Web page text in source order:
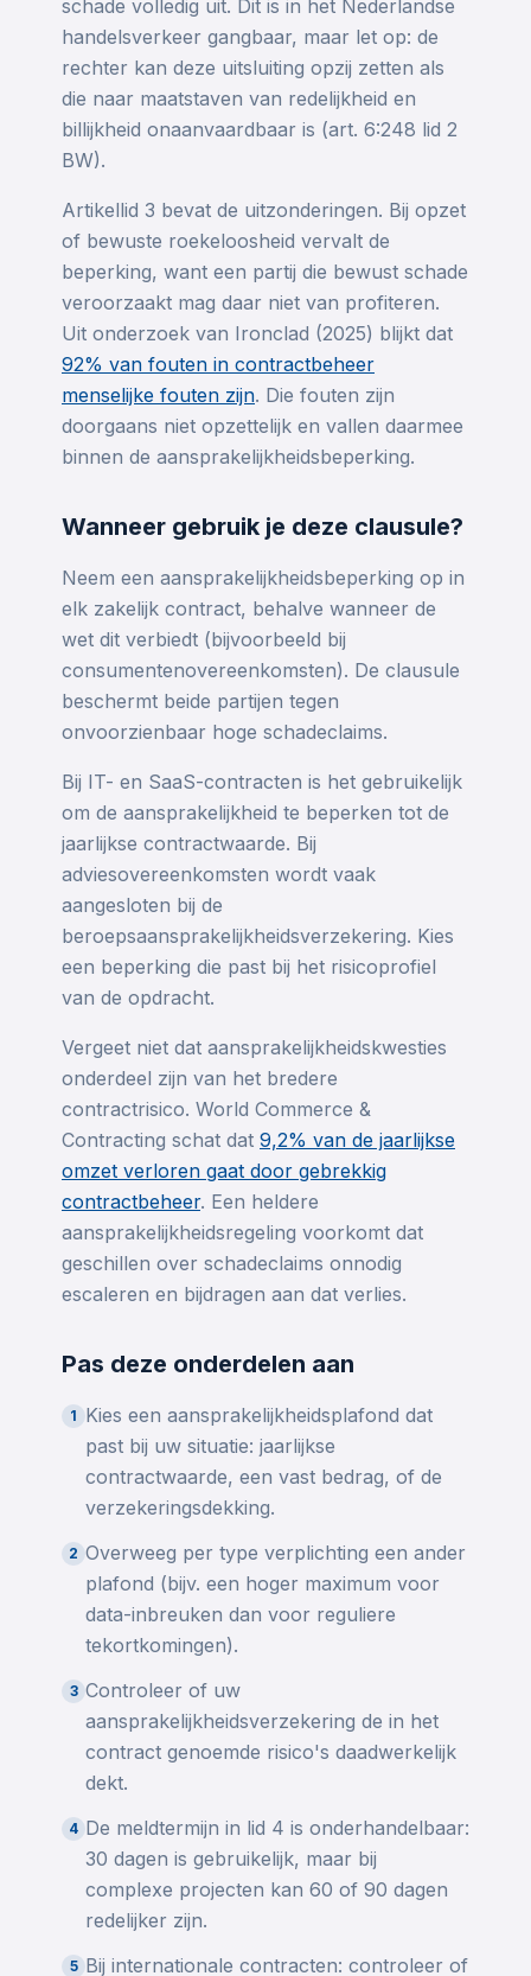
schade volledig uit. Dit is in het Nederlandse
handelsverkeer gangbaar, maar let op: de
rechter kan deze uitsluiting opzij zetten als
die naar maatstaven van redelijkheid en
billijkheid onaanvaardbaar is (art. 6:248 lid 2
BW).
Artikellid 3 bevat de uitzonderingen. Bij opzet
of bewuste roekeloosheid vervalt de
beperking, want een partij die bewust schade
veroorzaakt mag daar niet van profiteren.
Uit onderzoek van Ironclad (2025) blijkt dat
92% van fouten in contractbeheer
menselijke fouten zijn. Die fouten zijn
doorgaans niet opzettelijk en vallen daarmee
binnen de aansprakelijkheidsbeperking.
Wanneer gebruik je deze clausule?
Neem een aansprakelijkheidsbeperking op in
elk zakelijk contract, behalve wanneer de
wet dit verbiedt (bijvoorbeeld bij
consumentenovereenkomsten). De clausule
beschermt beide partijen tegen
onvoorzienbaar hoge schadeclaims.
Bij IT- en SaaS-contracten is het gebruikelijk
om de aansprakelijkheid te beperken tot de
jaarlijkse contractwaarde. Bij
adviesovereenkomsten wordt vaak
aangesloten bij de
beroepsaansprakelijkheidsverzekering. Kies
een beperking die past bij het risicoprofiel
van de opdracht.
Vergeet niet dat aansprakelijkheidskwesties
onderdeel zijn van het bredere
contractrisico. World Commerce &
Contracting schat dat 9,2% van de jaarlijkse
omzet verloren gaat door gebrekkig
contractbeheer. Een heldere
aansprakelijkheidsregeling voorkomt dat
geschillen over schadeclaims onnodig
escaleren en bijdragen aan dat verlies.
Pas deze onderdelen aan
1 Kies een aansprakelijkheidsplafond dat
past bij uw situatie: jaarlijkse
contractwaarde, een vast bedrag, of de
verzekeringsdekking.
2 Overweeg per type verplichting een ander
plafond (bijv. een hoger maximum voor
data-inbreuken dan voor reguliere
tekortkomingen).
3 Controleer of uw
aansprakelijkheidsverzekering de in het
contract genoemde risico's daadwerkelijk
dekt.
4 De meldtermijn in lid 4 is onderhandelbaar:
30 dagen is gebruikelijk, maar bij
complexe projecten kan 60 of 90 dagen
redelijker zijn.
5 Bij internationale contracten: controleer of